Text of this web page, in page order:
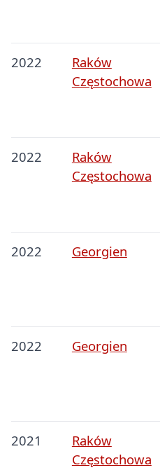
2022
Raków
Częstochowa
2022
Raków
Częstochowa
2022 Georgien
2022 Georgien
2021
Raków
Częstochowa